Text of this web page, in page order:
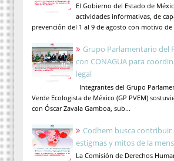
El Gobierno del Estado de
actividades informativas, de
prevención del 1 al 9 de agosto con motivo de
Grupo Parlamentario del
con CONAGUA para
legal
Integrantes del Grupo
Verde Ecologista de México (GP PVEM)
con Óscar Zavala Gamboa, sub...
Codhem busca contribuir
estigmas y mitos de la
La Comisión de Derechos